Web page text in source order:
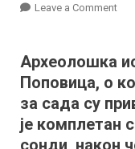
Leave a Commenton
Археолошка
Поповица, о
за сада су
је комплетан
сонди, након